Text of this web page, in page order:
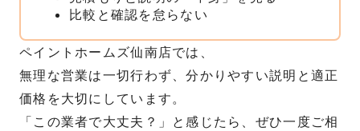
比較と確認を怠らない
ペイントホームズ仙南店では、
無理な営業は一切行わず、分かりやすい説明と適正
価格を大切にしています。
「この業者で大丈夫？」と感じたら、ぜひ一度ご相